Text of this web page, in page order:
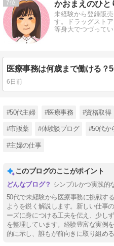
7 かおまえのひと
未経験から登録販
す。ドラッグスト
等身大でつづってい
6日前
#50代主婦 #医療事務 #資格取得
#市販薬 #体験談ブログ #50代か
#主婦の仕事
このブログのここがポイント
シンプルかつ実践的
50代で未経験から医療事務に挑戦す
ようを鋭く解説します。新しい仕事
ーズに身につける工夫を伝え、少し
を整理しています。経験豊富な実例
的に示し、誰もが前向きに取り組め